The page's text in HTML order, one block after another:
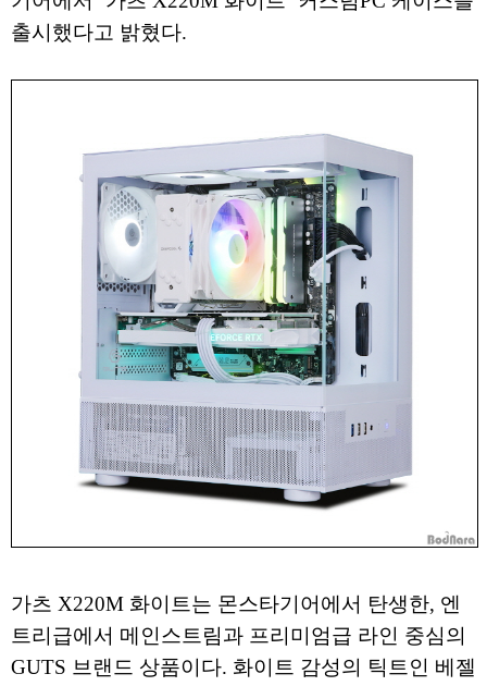
출시했다고 밝혔다.
가츠 X220M 화이트는 몬스타기어에서 탄생한, 엔
트리급에서 메인스트림과 프리미엄급 라인 중심의
GUTS 브랜드 상품이다. 화이트 감성의 틱트인 베젤